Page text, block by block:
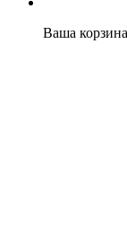
Ваша